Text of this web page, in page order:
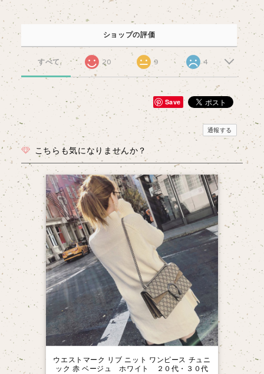
ショップの評価
すべて 20 9 4
Save
通報する
こちらも気になりませんか？
ウエストマーク リブ ニット ワンピース チュニ
ック 赤 ベージュ ホワイト ２０代・３０代